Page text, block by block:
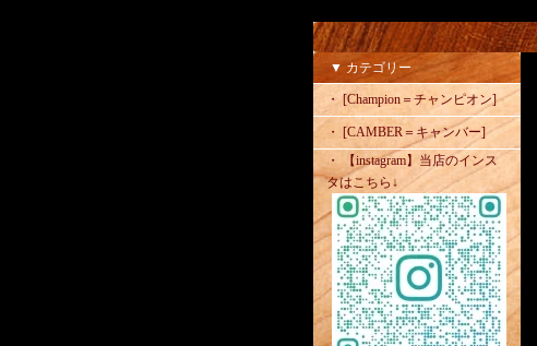
▼ カテゴリー
・ [Champion＝チャンピオン]
・ [CAMBER＝キャンバー]
・ 【instagram】当店のインス
タはこちら↓